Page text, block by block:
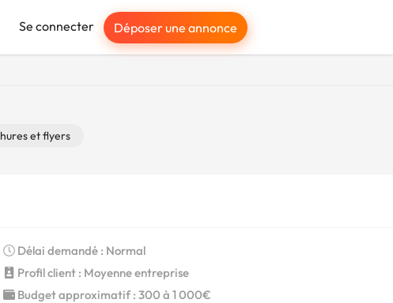
Se connecter Déposer une annonce
et flyers
Délai demandé : Normal
Profil client : Moyenne entreprise
Budget approximatif : 300 à 1 000€